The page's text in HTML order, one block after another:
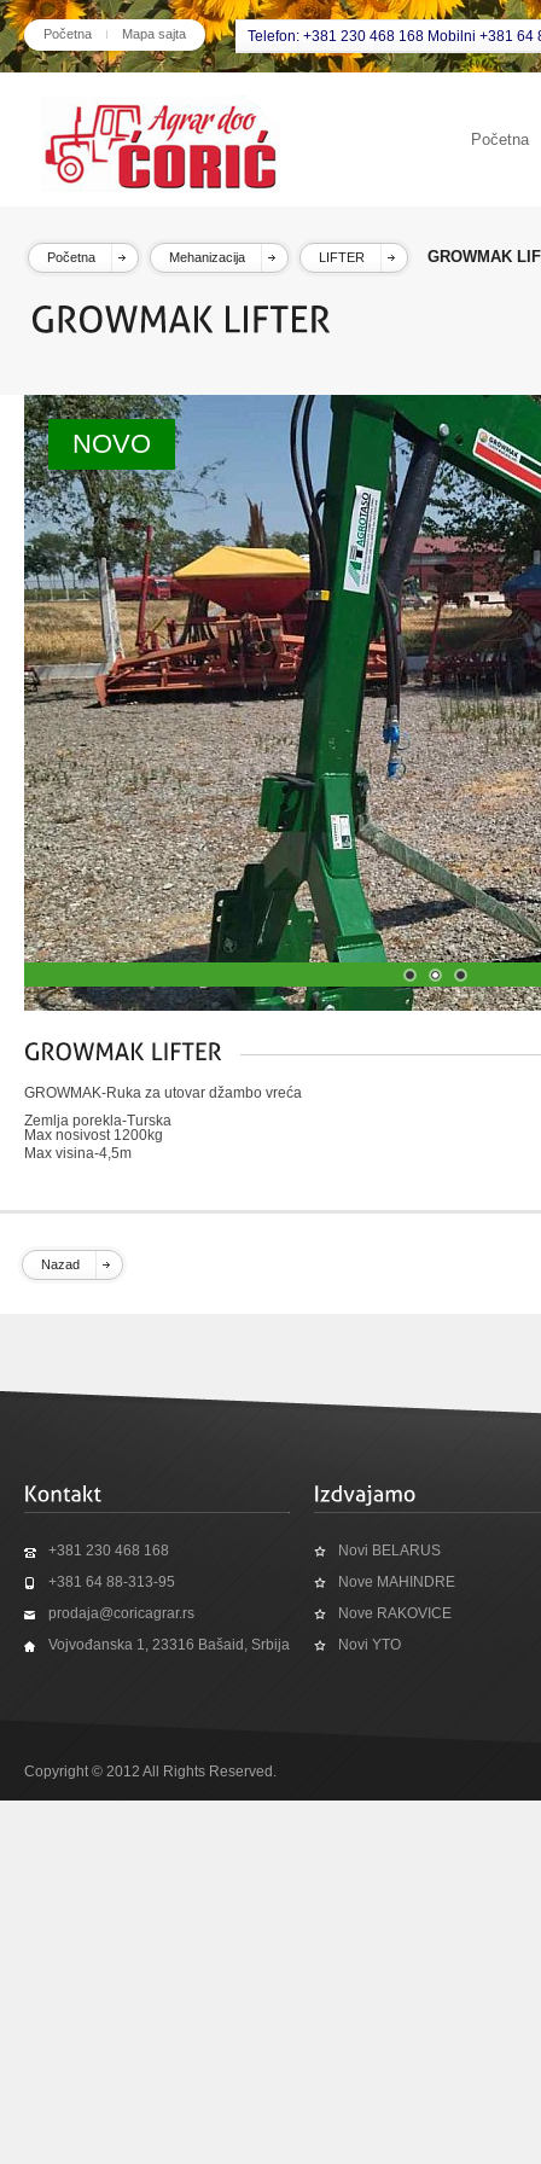
Početna Mapa sajta Telefon: +381 230 468 168 Mobilni +381 64
Početna
Početna Mehanizacija LIFTER GROWMAK
NOVO
GROWMAK-Ruka za utovar džambo vreća
Zemlja porekla-Turska
Max nosivost 1200kg
Max visina-4,5m
Nazad
+381 230 468 168
+381 64 88-313-95
prodaja@coricagrar.rs
Vojvođanska 1, 23316 Bašaid, Srbija
Novi BELARUS
Nove MAHINDRE
Nove RAKOVICE
Novi YTO
Copyright © 2012 All Rights Reserved.